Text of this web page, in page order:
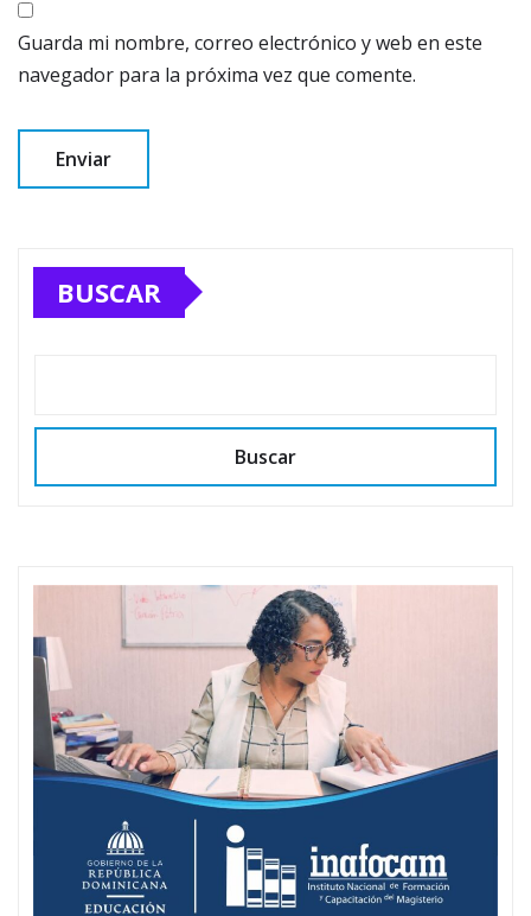
Guarda mi nombre, correo electrónico y web en este
navegador para la próxima vez que comente.
BUSCAR
Buscar